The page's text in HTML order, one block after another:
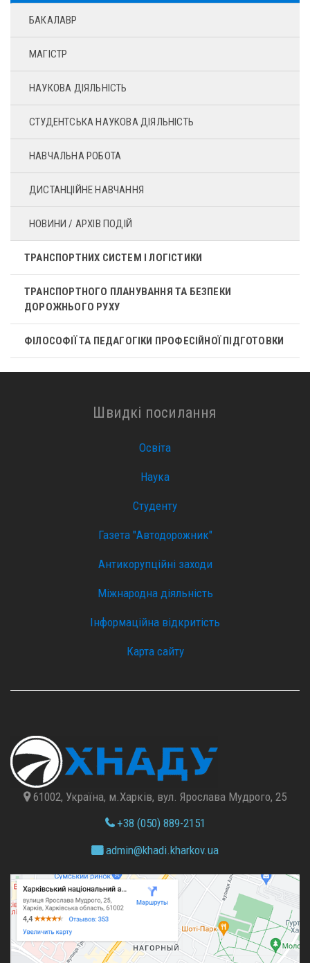
БАКАЛАВР
МАГІСТР
НАУКОВА ДІЯЛЬНІСТЬ
СТУДЕНТСЬКА НАУКОВА ДІЯЛЬНІСТЬ
НАВЧАЛЬНА РОБОТА
ДИСТАНЦІЙНЕ НАВЧАННЯ
НОВИНИ / АРХІВ ПОДІЙ
ТРАНСПОРТНИХ СИСТЕМ І ЛОГІСТИКИ
ТРАНСПОРТНОГО ПЛАНУВАННЯ ТА БЕЗПЕКИ
ДОРОЖНЬОГО РУХУ
ФІЛОСОФІЇ ТА ПЕДАГОГІКИ ПРОФЕСІЙНОЇ ПІДГОТОВКИ
Швидкі посилання
Освіта
Наука
Студенту
Газета "Автодорожник"
Антикорупційні заходи
Міжнародна діяльність
Інформаційна відкритість
Карта сайту
61002, Україна, м.Харків, вул. Ярослава Мудрого, 25
+38 (050) 889-2151
admin@khadi.kharkov.ua